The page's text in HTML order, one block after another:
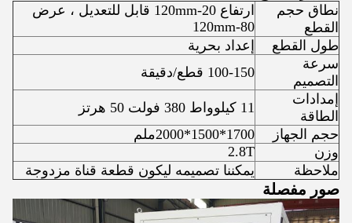
نطاق حجم
القطع
ارتفاع 20-120mm قابل للتعديل ، عرض
80-120mm
طول القطع
إعداد بحرية
سرعة
التصميم
100-150 قطع/دقيقة
إمدادات
الطاقة
11 كيلوواط 380 فولت 50 هرتز
حجم الجهاز
1700*1500*2000ملم
وزن
2.8T
ملاحظة
يمكننا تصميمه ليكون قطعة قناة مزدوجة
صور مفصلة